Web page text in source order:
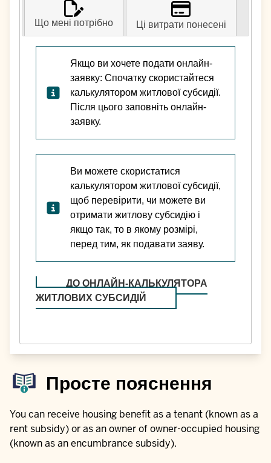
Що мені потрібно Ці витрати понесені
Якщо ви хочете подати онлайн-
заявку: Спочатку скористайтеся
калькулятором житлової субсидії.
Після цього заповніть онлайн-
заявку.
Ви можете скористатися
калькулятором житлової субсидії,
щоб перевірити, чи можете ви
отримати житлову субсидію і
якщо так, то в якому розмірі,
перед тим, як подавати заяву.
ДО ОНЛАЙН-КАЛЬКУЛЯТОРА
ЖИТЛОВИХ СУБСИДІЙ
Просте пояснення
You can receive housing benefit as a tenant (known as a
rent subsidy) or as an owner of owner-occupied housing
(known as an encumbrance subsidy).